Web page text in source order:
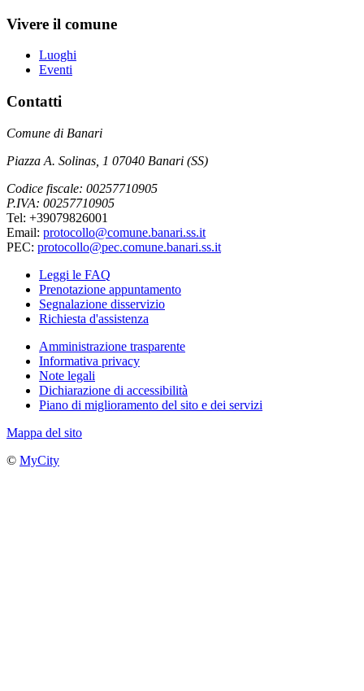
Vivere il comune
Luoghi
Eventi
Contatti
Comune di Banari
Piazza A. Solinas, 1 07040 Banari (SS)
Codice fiscale: 00257710905
P.IVA: 00257710905
Tel: +39079826001
Email: protocollo@comune.banari.ss.it
PEC: protocollo@pec.comune.banari.ss.it
Leggi le FAQ
Prenotazione appuntamento
Segnalazione disservizio
Richiesta d'assistenza
Amministrazione trasparente
Informativa privacy
Note legali
Dichiarazione di accessibilità
Piano di miglioramento del sito e dei servizi
Mappa del sito
© MyCity